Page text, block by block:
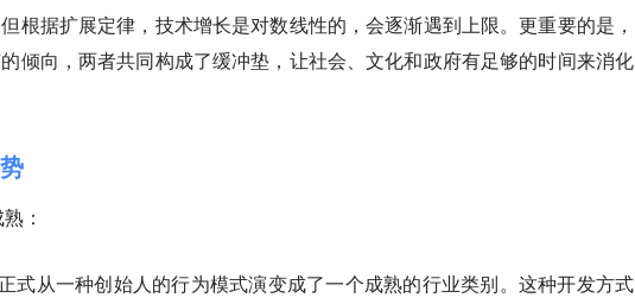
根据扩展定律，技术增长是对数线性的，会逐渐遇到上限。更重要的是，
倾向，两者共同构成了缓冲垫，让社会、文化和政府有足够的时间来消化
：
式从一种创始人的行为模式演变成了一个成熟的行业类别。这种开发方式